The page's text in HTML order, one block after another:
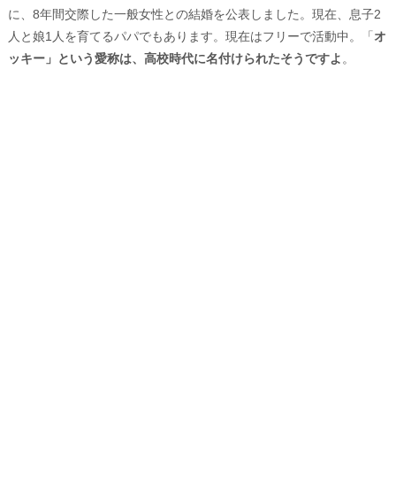
に、8年間交際した一般女性との結婚を公表しました。現在、息子2
人と娘1人を育てるパパでもあります。現在はフリーで活動中。「オ
ッキー」という愛称は、高校時代に名付けられたそうですよ 。